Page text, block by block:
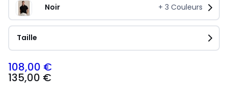
Noir + 3 Couleurs
Taille
108,00 €
135,00 €